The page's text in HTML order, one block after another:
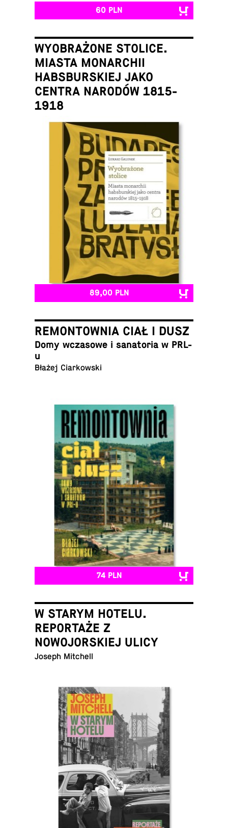
60 PLN
WYOBRAŻONE STOLICE.
MIASTA MONARCHII
HABSBURSKIEJ JAKO
CENTRA NARODÓW 1815-
1918
Łukasz Galusek
89,00 PLN
REMONTOWNIA CIAŁ I DUSZ
Domy wcza­so­we i sa­na­to­ria w PRL-
u
Błażej Ciarkowski
74 PLN
W STARYM HOTELU.
REPORTAŻE Z
NOWOJORSKIEJ ULICY
Joseph Mitchell